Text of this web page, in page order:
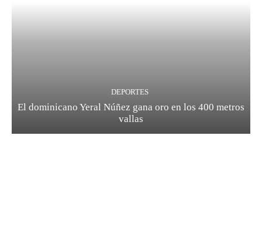
DEPORTES
El dominicano Yeral Núñez gana oro en los 400 metros
vallas